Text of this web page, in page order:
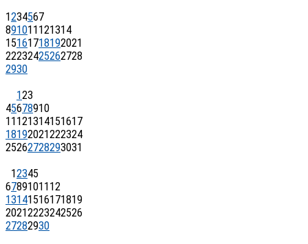
1234567
891011 121314
15161718192021
22232425262728
2930
123
45678910
11 121314151617
18192021222324
25262728293031
12345
67891011 12
13141516171819
20212223242526
27282930